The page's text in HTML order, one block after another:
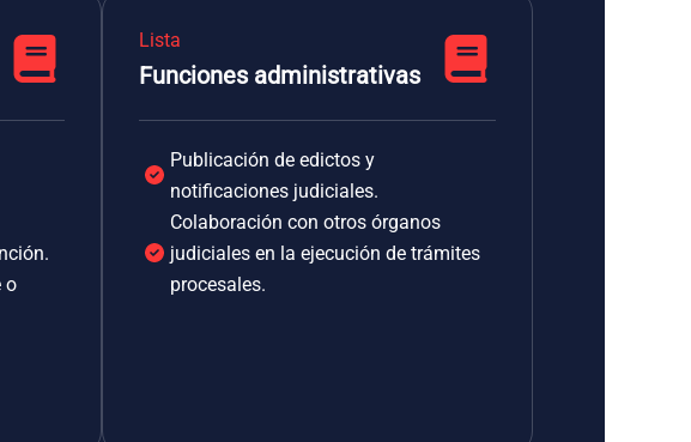
o
Lista
Funciones administrativas
Publicación de edictos y
notificaciones judiciales.
Colaboración con otros órganos
judiciales en la ejecución de trámites
procesales.